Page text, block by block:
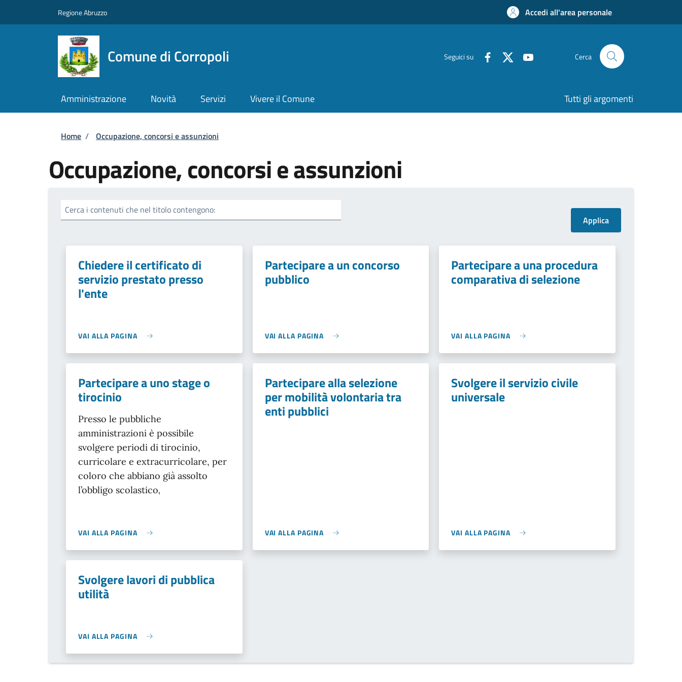
Regione Abruzzo Accedi all'area personale
Comune di Corropoli Seguici su Cerca
Amministrazione Novità Servizi Vivere il Comune Tutti gli argomenti
Briciole di pane
Home / Occupazione, concorsi e assunzioni
Occupazione, concorsi e assunzioni
Cerca i contenuti che nel titolo contengono:
Chiedere il certificato di
servizio prestato presso
l'ente
VAI ALLA PAGINA
Partecipare a un concorso
pubblico
VAI ALLA PAGINA
Partecipare a una procedura
comparativa di selezione
VAI ALLA PAGINA
Partecipare a uno stage o
tirocinio
Presso le pubbliche
amministrazioni è possibile
svolgere periodi di tirocinio,
curricolare e extracurricolare, per
coloro che abbiano già assolto
l’obbligo scolastico,
VAI ALLA PAGINA
Partecipare alla selezione
per mobilità volontaria tra
enti pubblici
VAI ALLA PAGINA
Svolgere il servizio civile
universale
VAI ALLA PAGINA
Svolgere lavori di pubblica
utilità
VAI ALLA PAGINA